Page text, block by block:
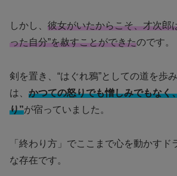
しかし、 彼女がいたからこそ、才次郎
った自分”を赦すことができたのです。
剣を置き、“はぐれ鴉”としての道を歩
は、 かつての怒りでも憎しみでもなく
り”が宿っていました。
「終わり方」でここまで心を動かすド
な存在です。